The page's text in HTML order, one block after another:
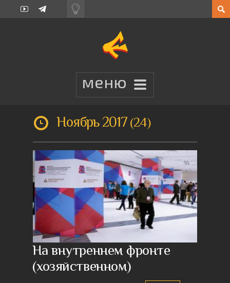
Ноябрь 2017 24
На внутреннем фронте
(хозяйственном)